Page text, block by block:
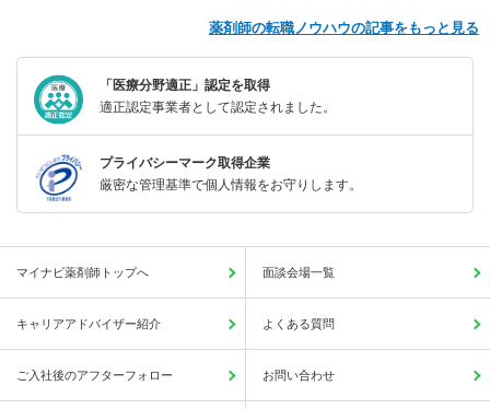
薬剤師の転職ノウハウの記事をもっと見る
「医療分野適正」認定を取得
適正認定事業者として認定されました。
プライバシーマーク取得企業
厳密な管理基準で個人情報をお守りします。
マイナビ薬剤師トップへ 面談会場一覧
キャリアアドバイザー紹介 よくある質問
ご入社後のアフターフォロー お問い合わせ